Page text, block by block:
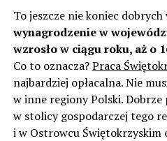
To jeszcze nie koniec
wynagrodzenie w
wzrosło w ciągu roku, aż o
Co to oznacza?Praca
najbardziej opłacalna. Nie
w inne regiony Polski. Dobrze
w stolicy gospodarczej tego
i w Ostrowcu Świętokrzyskim